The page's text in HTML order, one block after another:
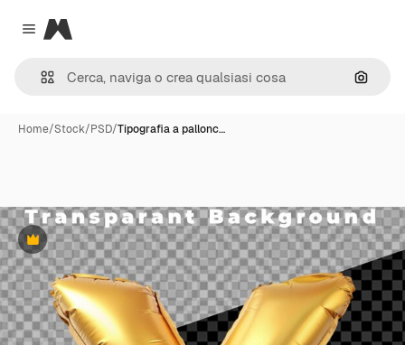
Close menu
Magnific
Cerca
Home/Stock/PSD/Tipografia a pallonc…
Premium